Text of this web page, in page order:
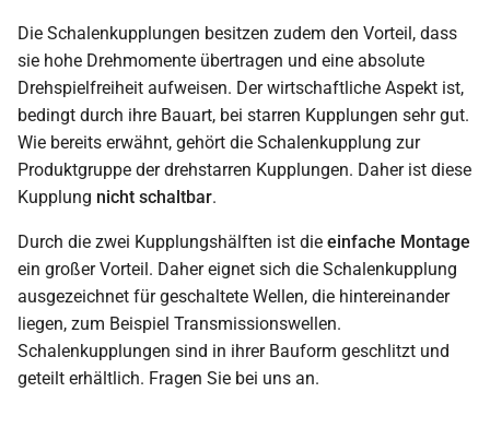
Die Schalenkupplungen besitzen zudem den Vorteil, dass
sie hohe Drehmomente übertragen und eine absolute
Drehspielfreiheit aufweisen. Der wirtschaftliche Aspekt ist,
bedingt durch ihre Bauart, bei starren Kupplungen sehr gut.
Wie bereits erwähnt, gehört die Schalenkupplung zur
Produktgruppe der drehstarren Kupplungen. Daher ist diese
Kupplung nicht schaltbar.
Durch die zwei Kupplungshälften ist die einfache Montage
ein großer Vorteil. Daher eignet sich die Schalenkupplung
ausgezeichnet für geschaltete Wellen, die hintereinander
liegen, zum Beispiel Transmissionswellen.
Schalenkupplungen sind in ihrer Bauform geschlitzt und
geteilt erhältlich. Fragen Sie bei uns an.